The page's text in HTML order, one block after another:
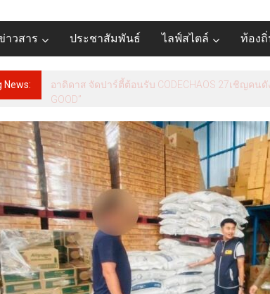
ร
าวสาร ประชาสัมพันธ์ ไลฟ์สไตล์ ท้อง
News: นาทีชีวิต! เผยภาพผู้รอดชีวิตกอดกันร้องไห้หลังหนีต